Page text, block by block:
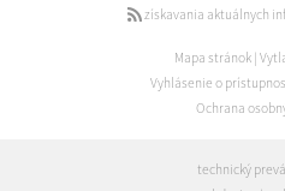
získavania aktuálnych
Mapa stránok
Vyhlásenie o
Ochrana
technický